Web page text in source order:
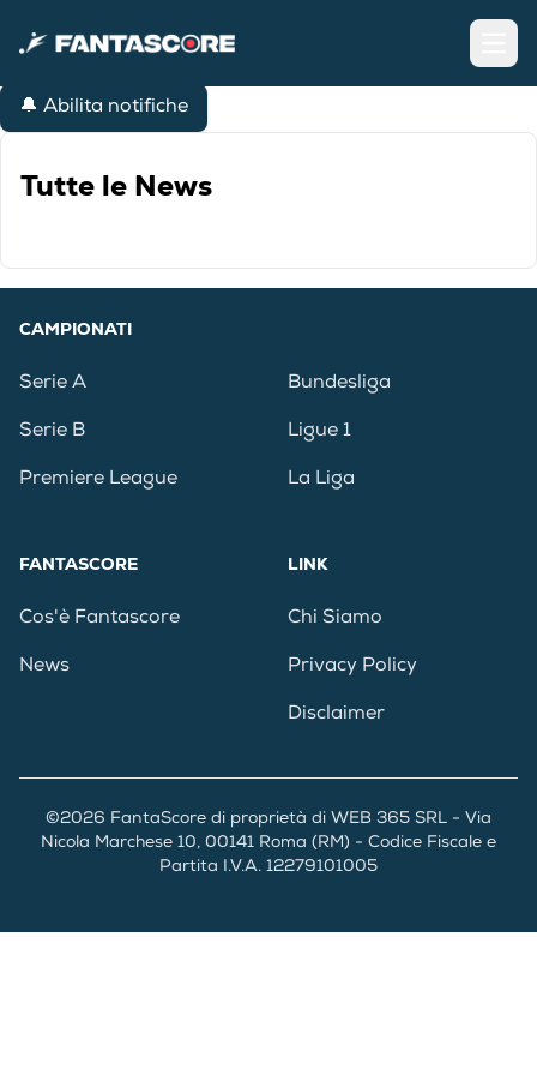
🔔 Abilita notifiche
Tutte le News
CAMPIONATI
Serie A
Serie B
Premiere League
Bundesliga
Ligue 1
La Liga
FANTASCORE
Cos'è Fantascore
News
LINK
Chi Siamo
Privacy Policy
Disclaimer
©2026 FantaScore di proprietà di WEB 365 SRL - Via
Nicola Marchese 10, 00141 Roma (RM) - Codice Fiscale e
Partita I.V.A. 12279101005